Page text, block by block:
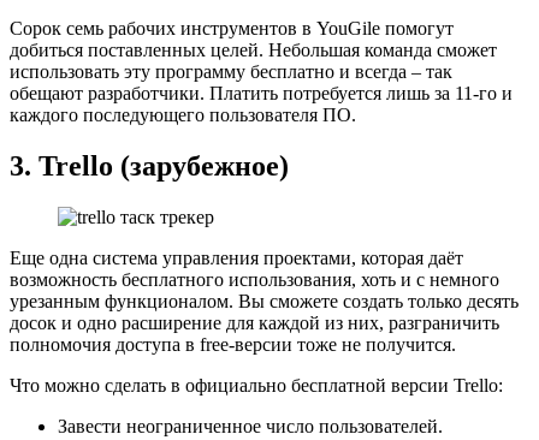
Сорок семь рабочих инструментов в YouGile помогут
добиться поставленных целей. Небольшая команда сможет
использовать эту программу бесплатно и всегда – так
обещают разработчики. Платить потребуется лишь за 11-го и
каждого последующего пользователя ПО.
3. Trello (зарубежное)
Еще одна система управления проектами, которая даёт
возможность бесплатного использования, хоть и с немного
урезанным функционалом. Вы сможете создать только десять
досок и одно расширение для каждой из них, разграничить
полномочия доступа в free-версии тоже не получится.
Что можно сделать в официально бесплатной версии Trello:
Завести неограниченное число пользователей.